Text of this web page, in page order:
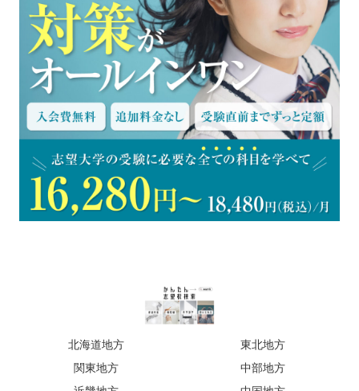
北海道地方
東北地方
関東地方
中部地方